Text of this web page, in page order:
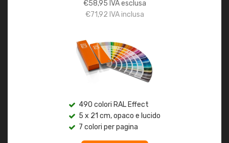
€58,95 IVA esclusa
€71,92 IVA inclusa
490 colori RAL Effect
5 x 21 cm, opaco e lucido
7 colori per pagina